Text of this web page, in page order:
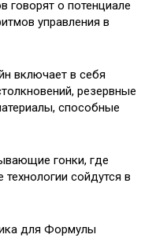
говорят о потенциале
управления в
включает в себя
резервные
способные
гонки, где
сойдутся в